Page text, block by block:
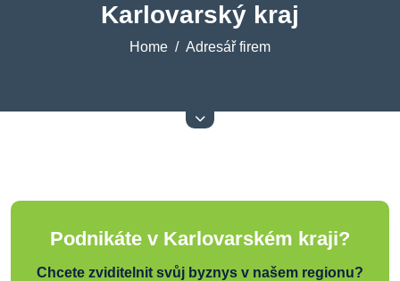
Karlovarský kraj
Home Adresář firem
Podnikáte v Karlovarském kraji?
Chcete zviditelnit svůj byznys v našem regionu?